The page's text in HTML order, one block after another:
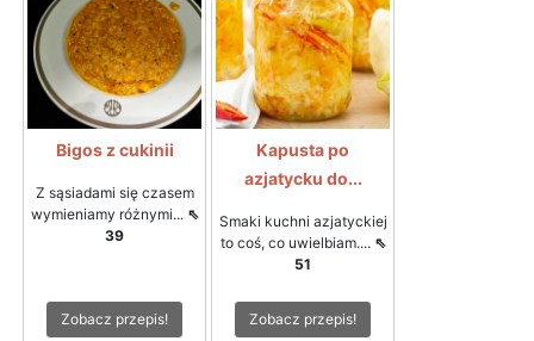
Bigos z cukinii
Z sąsiadami się czasem
wymieniamy różnymi... ⇖
39
Zobacz przepis!
Kapusta po
azjatycku do...
Smaki kuchni azjatyckiej
to coś, co uwielbiam.... ⇖
51
Zobacz przepis!